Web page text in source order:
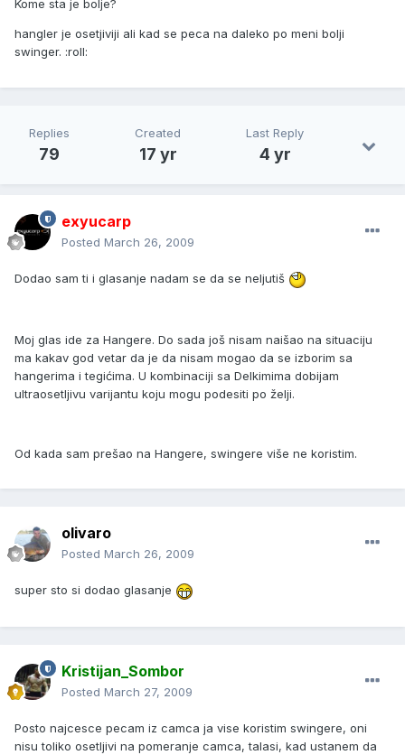
Kome sta je bolje?
hangler je osetjiviji ali kad se peca na daleko po meni bolji
swinger. :roll:
Replies
79
Created
17 yr
Last Reply
4 yr
exyucarp
Posted March 26, 2009
Dodao sam ti i glasanje nadam se da se neljutiš
Moj glas ide za Hangere. Do sada još nisam naišao na situaciju
ma kakav god vetar da je da nisam mogao da se izborim sa
hangerima i tegićima. U kombinaciji sa Delkimima dobijam
ultraosetljivu varijantu koju mogu podesiti po želji.
Od kada sam prešao na Hangere, swingere više ne koristim.
olivaro
Posted March 26, 2009
super sto si dodao glasanje
Kristijan_Sombor
Posted March 27, 2009
Posto najcesce pecam iz camca ja vise koristim swingere, oni
nisu toliko osetljivi na pomeranje camca, talasi, kad ustanem da